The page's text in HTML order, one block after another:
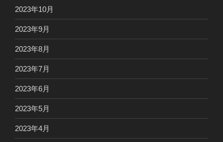
2023年10月
2023年9月
2023年8月
2023年7月
2023年6月
2023年5月
2023年4月